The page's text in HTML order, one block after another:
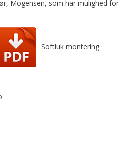
Mogensen, som har mulighed for
Softluk montering